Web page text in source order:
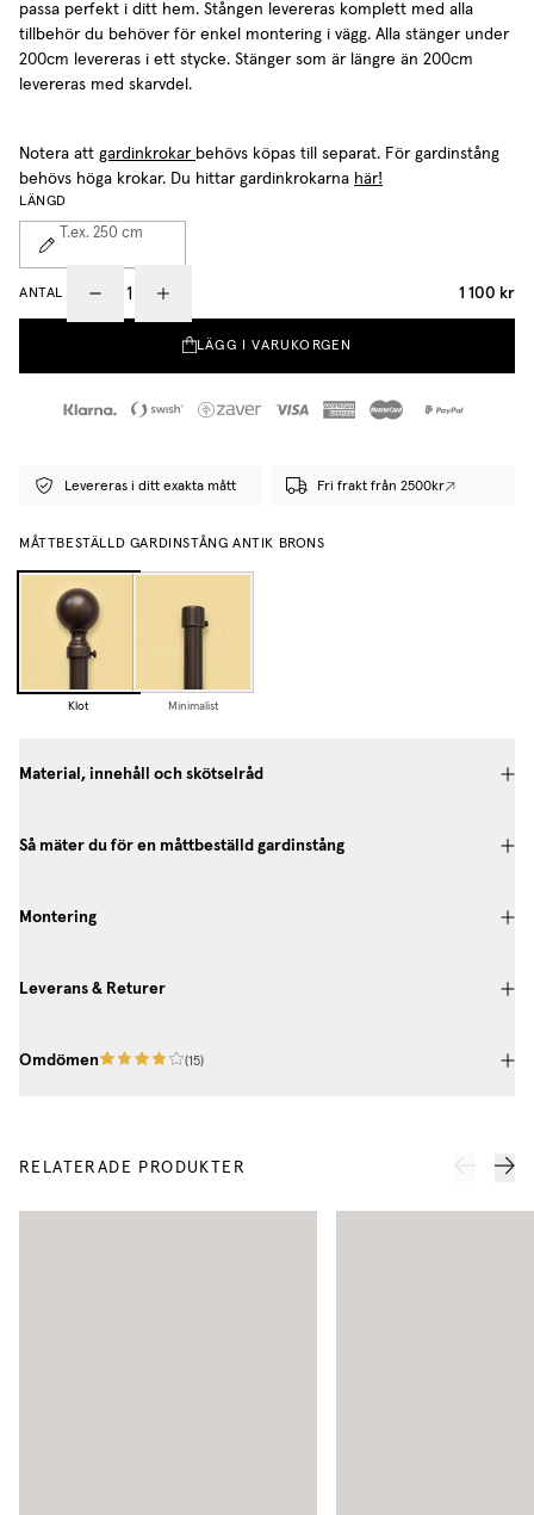
passa perfekt i ditt hem. Stången levereras komplett med alla
tillbehör du behöver för enkel montering i vägg. Alla stänger under
200cm levereras i ett stycke. Stänger som är längre än 200cm
levereras med skarvdel.
Notera att gardinkrokar behövs köpas till separat. För gardinstång
behövs höga krokar. Du hittar gardinkrokarna här!
LÄNGD
T.ex. 250 cm
ANTAL 1 100 kr
LÄGG I VARUKORGEN
Levereras i ditt exakta mått Fri frakt från 2500kr
MÅTTBESTÄLLD GARDINSTÅNG ANTIK BRONS
Klot Minimalist
Material, innehåll och skötselråd
Så mäter du för en måttbeställd gardinstång
Montering
Leverans & Returer
Omdömen (15)
RELATERADE PRODUKTER